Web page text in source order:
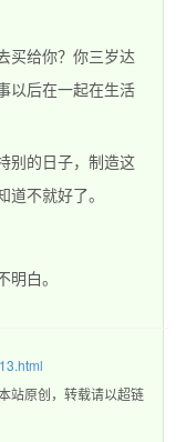
买给你？你三岁达
以后在一起在生活
别的日子，制造这
不就好了。
白。
站原创，转载请以超链